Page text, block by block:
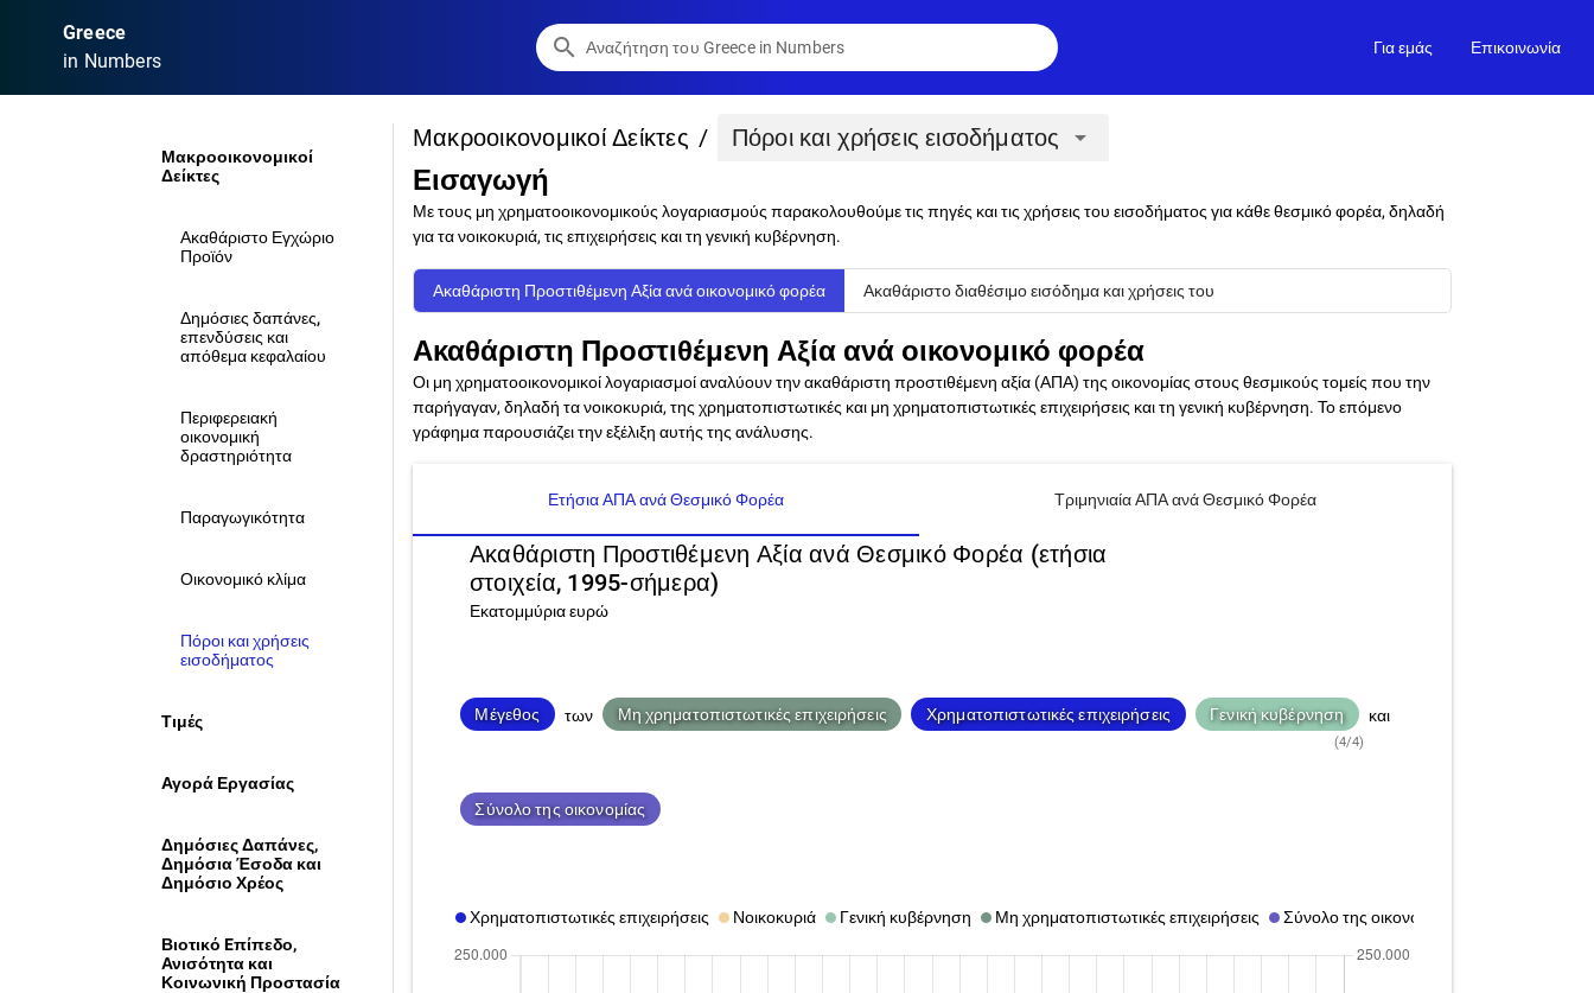
Greece
in Numbers
search Για εμάς Επικοινωνία
Μακροοικονομικοί
Δείκτες
Ακαθάριστο Εγχώριο
Προϊόν
Δημόσιες δαπάνες,
επενδύσεις και
απόθεμα κεφαλαίου
Περιφερειακή
οικονομική
δραστηριότητα
Παραγωγικότητα
Οικονομικό κλίμα
Πόροι και χρήσεις
εισοδήματος
Τιμές
Αγορά Εργασίας
Δημόσιες Δαπάνες,
Δημόσια Έσοδα και
Δημόσιο Χρέος
Βιοτικό Eπίπεδο,
Ανισότητα και
Κοινωνική Προστασία
Μακροοικονομικοί Δείκτες / Πόροι και χρήσεις εισοδήματος arrow_drop_down
Εισαγωγή
Με τους μη χρηματοοικονομικούς λογαριασμούς παρακολουθούμε τις πηγές και τις χρήσεις του εισοδήματος για κάθε θεσμικό φορέα, δηλαδή
για τα νοικοκυριά, τις επιχειρήσεις και τη γενική κυβέρνηση.
Ακαθάριστη Προστιθέμενη Αξία ανά οικονομικό φορέα Ακαθάριστο διαθέσιμο εισόδημα και χρήσεις του
Ακαθάριστη Προστιθέμενη Αξία ανά οικονομικό φορέα
Οι μη χρηματοοικονομικοί λογαριασμοί αναλύουν την ακαθάριστη προστιθέμενη αξία (ΑΠΑ) της οικονομίας στους θεσμικούς τομείς που την
παρήγαγαν, δηλαδή τα νοικοκυριά, της χρηματοπιστωτικές και μη χρηματοπιστωτικές επιχειρήσεις και τη γενική κυβέρνηση. Το επόμενο
γράφημα παρουσιάζει την εξέλιξη αυτής της ανάλυσης.
Ακαθάριστη Προστιθέμενη Αξία ανά Θεσμικό Φορέα (ετήσια
στοιχεία, 1995-σήμερα)
Εκατομμύρια ευρώ
Μέγεθος των Μη χρηματοπιστωτικές επιχειρήσεις Χρηματοπιστωτικές επιχειρήσεις Γενική κυβέρνηση
(4/4)
και
Σύνολο της οικονομίας
Χρηματοπιστωτικές επιχειρήσεις Νοικοκυριά Γενική κυβέρνηση Μη χρηματοπιστωτικές επιχειρήσεις Σύνολο της οικονομίας
Ετήσια ΑΠΑ ανά Θεσμικό Φορέα Τριμηνιαία ΑΠΑ ανά Θεσμικό Φορέα